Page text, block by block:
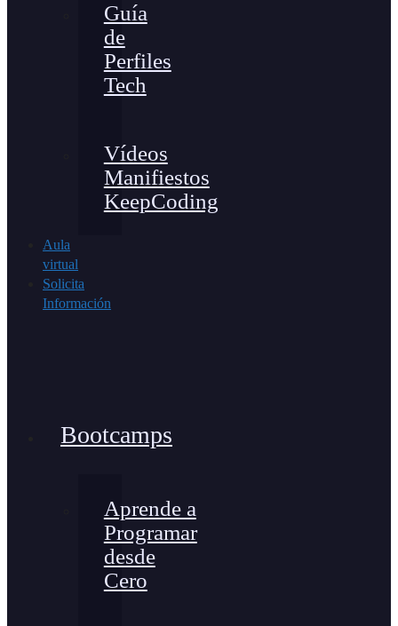
Guía
de
Perfiles
Tech
Vídeos
Manifiestos
KeepCoding
Aula
virtual
Solicita
Información
Bootcamps
Aprende a
Programar
desde
Cero